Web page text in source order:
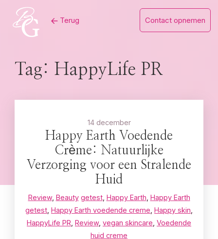
content
Terug Contact opnemen
Tag: HappyLife PR
14 december
Happy Earth Voedende
Crème: Natuurlijke
Verzorging voor een Stralende
Huid
Review, Beauty getest, Happy Earth Happy Earth
getest Happy Earth voedende creme Happy skin
HappyLife PR Review, vegan skincare Voedende
huid creme